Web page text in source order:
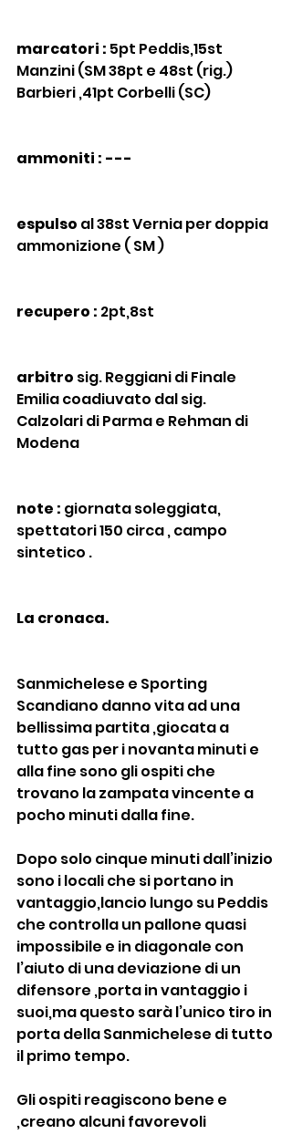
marcatori : 5pt Peddis,15st
Manzini (SM 38pt e 48st (rig.)
Barbieri ,41pt Corbelli (SC)
ammoniti : ---
espulso al 38st Vernia per doppia
ammonizione ( SM )
recupero : 2pt,8st
arbitro sig. Reggiani di Finale
Emilia coadiuvato dal sig.
Calzolari di Parma e Rehman di
Modena
note : giornata soleggiata,
spettatori 150 circa , campo
sintetico .
La cronaca.
Sanmichelese e Sporting
Scandiano danno vita ad una
bellissima partita ,giocata a
tutto gas per i novanta minuti e
alla fine sono gli ospiti che
trovano la zampata vincente a
pocho minuti dalla fine.
Dopo solo cinque minuti dall’inizio
sono i locali che si portano in
vantaggio,lancio lungo su Peddis
che controlla un pallone quasi
impossibile e in diagonale con
l’aiuto di una deviazione di un
difensore ,porta in vantaggio i
suoi,ma questo sarà l’unico tiro in
porta della Sanmichelese di tutto
il primo tempo.
Gli ospiti reagiscono bene e
,creano alcuni favorevoli